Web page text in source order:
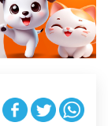
t
i
o
n